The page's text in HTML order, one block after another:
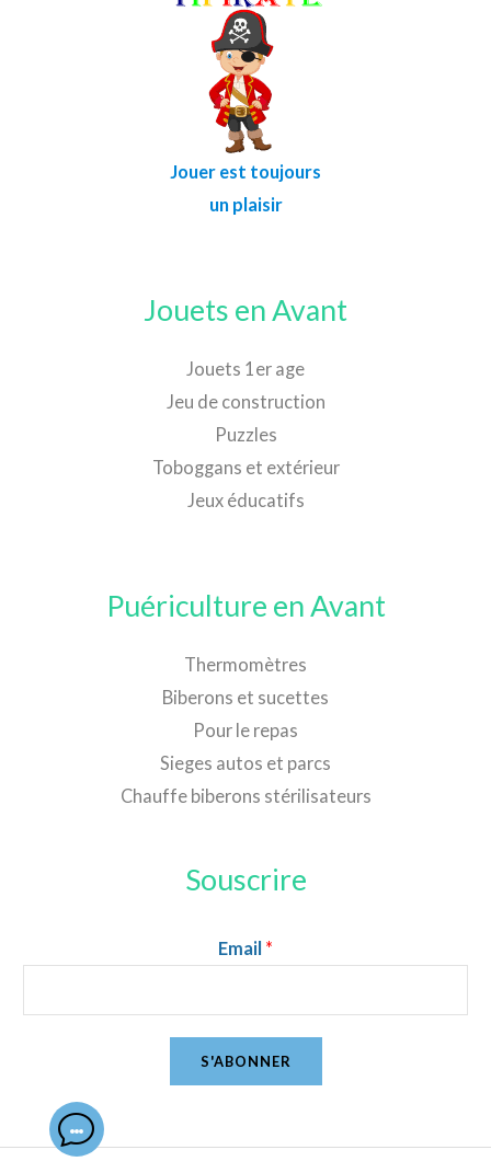
Jouer est toujours
un plaisir
Jouets en Avant
Jouets 1er age
Jeu de construction
Puzzles
Toboggans et extérieur
Jeux éducatifs
Puériculture en Avant
Thermomètres
Biberons et sucettes
Pour le repas
Sieges autos et parcs
Chauffe biberons stérilisateurs
Souscrire
Email *
S'ABONNER